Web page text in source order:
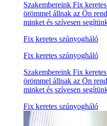
Szakembereink Fix
örömmel állnak az Ön
minket és szívesen
Fix keretes szúnyogháló
Fix keretes szúnyogháló
Szakembereink Fix
örömmel állnak az Ön
minket és szívesen
Fix keretes szúnyogháló